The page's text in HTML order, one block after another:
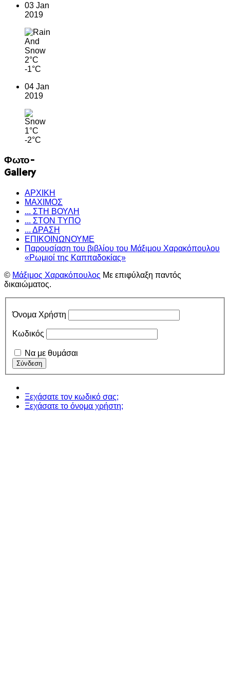
03 Jan
2019
2°C
-1°C
04 Jan
2019
1°C
-2°C
Φωτο-
Gallery
ΑΡΧΙΚΗ
ΜΑΧΙΜΟΣ
... ΣΤΗ ΒΟΥΛΗ
... ΣΤΟΝ ΤΥΠΟ
... ΔΡΑΣΗ
ΕΠΙΚΟΙΝΩΝΟΥΜΕ
Παρουσίαση του βιβλίου του Μάξιμου Χαρακόπουλου
«Ρωμιοί της Καππαδοκίας»
© Μάξιμος Χαρακόπουλος Με επιφύλαξη παντός
δικαιώματος.
Όνομα Χρήστη
Κωδικός
Να με θυμάσαι
Ξεχάσατε τον κωδικό σας;
Ξεχάσατε το όνομα χρήστη;